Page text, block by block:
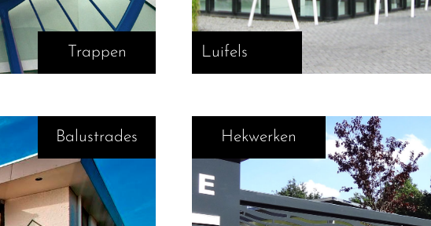
Trappen Luifels
Balustrades Hekwerken